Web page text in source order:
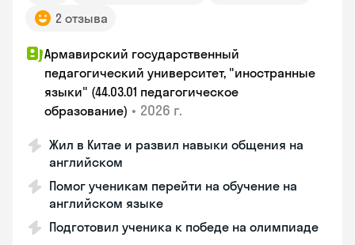
2 отзыва
Армавирский государственный
педагогический университет, "иностранные
языки" (44.03.01 педагогическое
образование) • 2026 г.
Жил в Китае и развил навыки общения на
английском
Помог ученикам перейти на обучение на
английском языке
Подготовил ученика к победе на олимпиаде